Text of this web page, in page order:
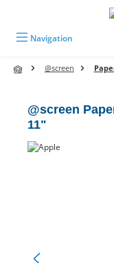
Navigation
@screen
@screen
11"